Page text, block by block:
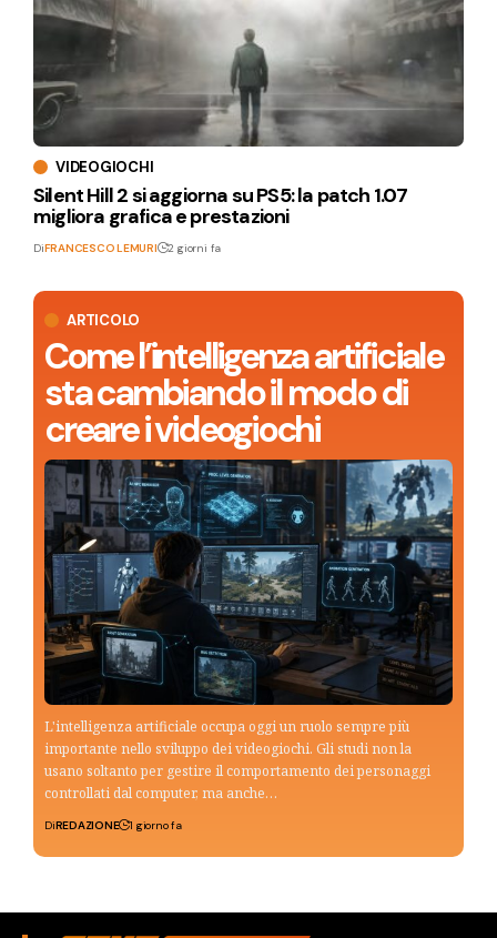
ARTICOLO
Come l’intelligenza artificiale
sta cambiando il modo di
creare i videogiochi
L'intelligenza artificiale occupa oggi un ruolo sempre più
importante nello sviluppo dei videogiochi. Gli studi non la
usano soltanto per gestire il comportamento dei personaggi
controllati dal computer, ma anche…
DiREDAZIONE 1 giorno fa
VIDEOGIOCHI
Silent Hill 2 si aggiorna su PS5: la patch 1.07
migliora grafica e prestazioni
DiFRANCESCO LEMURI 2 giorni fa